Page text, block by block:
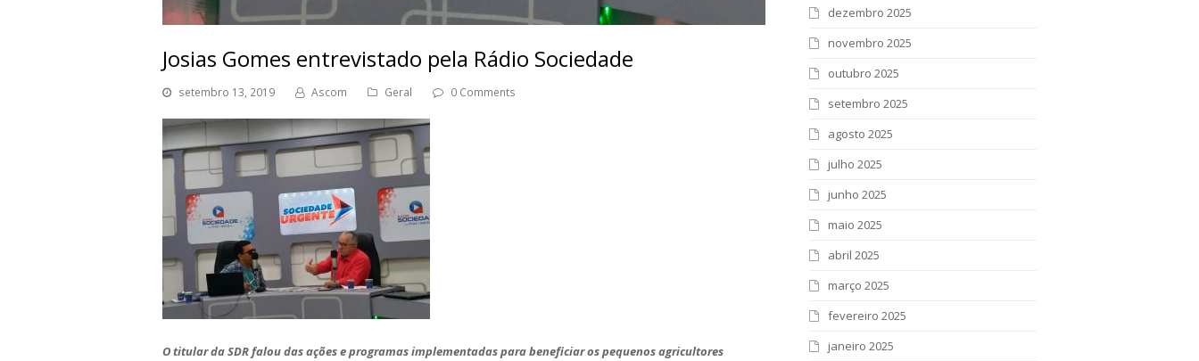
Josias Gomes entrevistado pela Rádio Sociedade
setembro 13, 2019 Ascom Geral 0 Comments
O titular da SDR falou das ações e programas implementadas para beneficiar os pequenos agricultores
dezembro 2025
novembro 2025
outubro 2025
setembro 2025
agosto 2025
julho 2025
junho 2025
maio 2025
abril 2025
março 2025
fevereiro 2025
janeiro 2025